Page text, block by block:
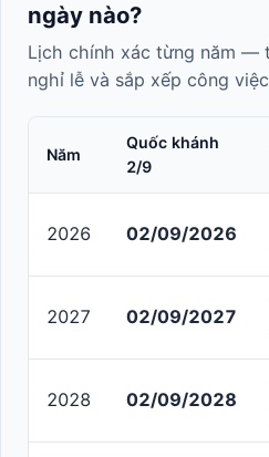
ngày nào?
Lịch chính xác từng năm —
nghỉ lễ và sắp xếp công
Năm
Quốc khánh
2/9
2026 02/09/2026
2027 02/09/2027
2028 02/09/2028